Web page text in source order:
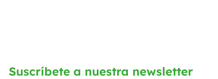
Suscríbete a nuestra newsletter